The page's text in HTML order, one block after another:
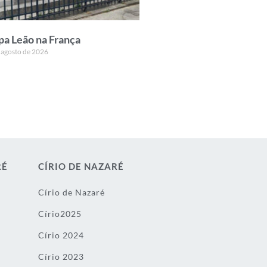
Leão na França
de 2026
CÍRIO DE NAZARÉ
Círio de Nazaré
Círio2025
Círio 2024
Círio 2023